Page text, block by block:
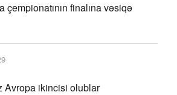
çempionatının finalına vəsiqə
Avropa ikincisi olublar